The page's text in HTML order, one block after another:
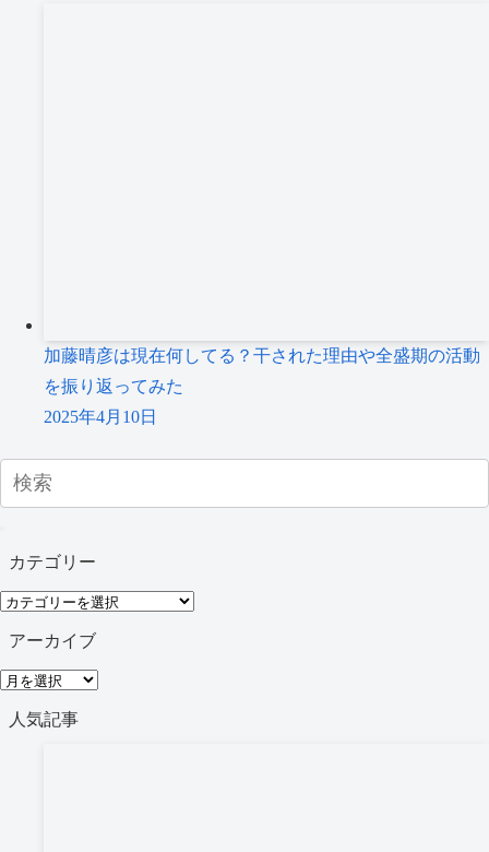
加藤晴彦は現在何してる？干された理由や全盛期の活動
を振り返ってみた
2025年4月10日
カテゴリー
カ
テ
リ
ー
アーカイブ
ア
人気記事